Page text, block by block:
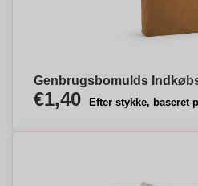
Genbrugsbomulds
€1,40 Efter stykke, baseret